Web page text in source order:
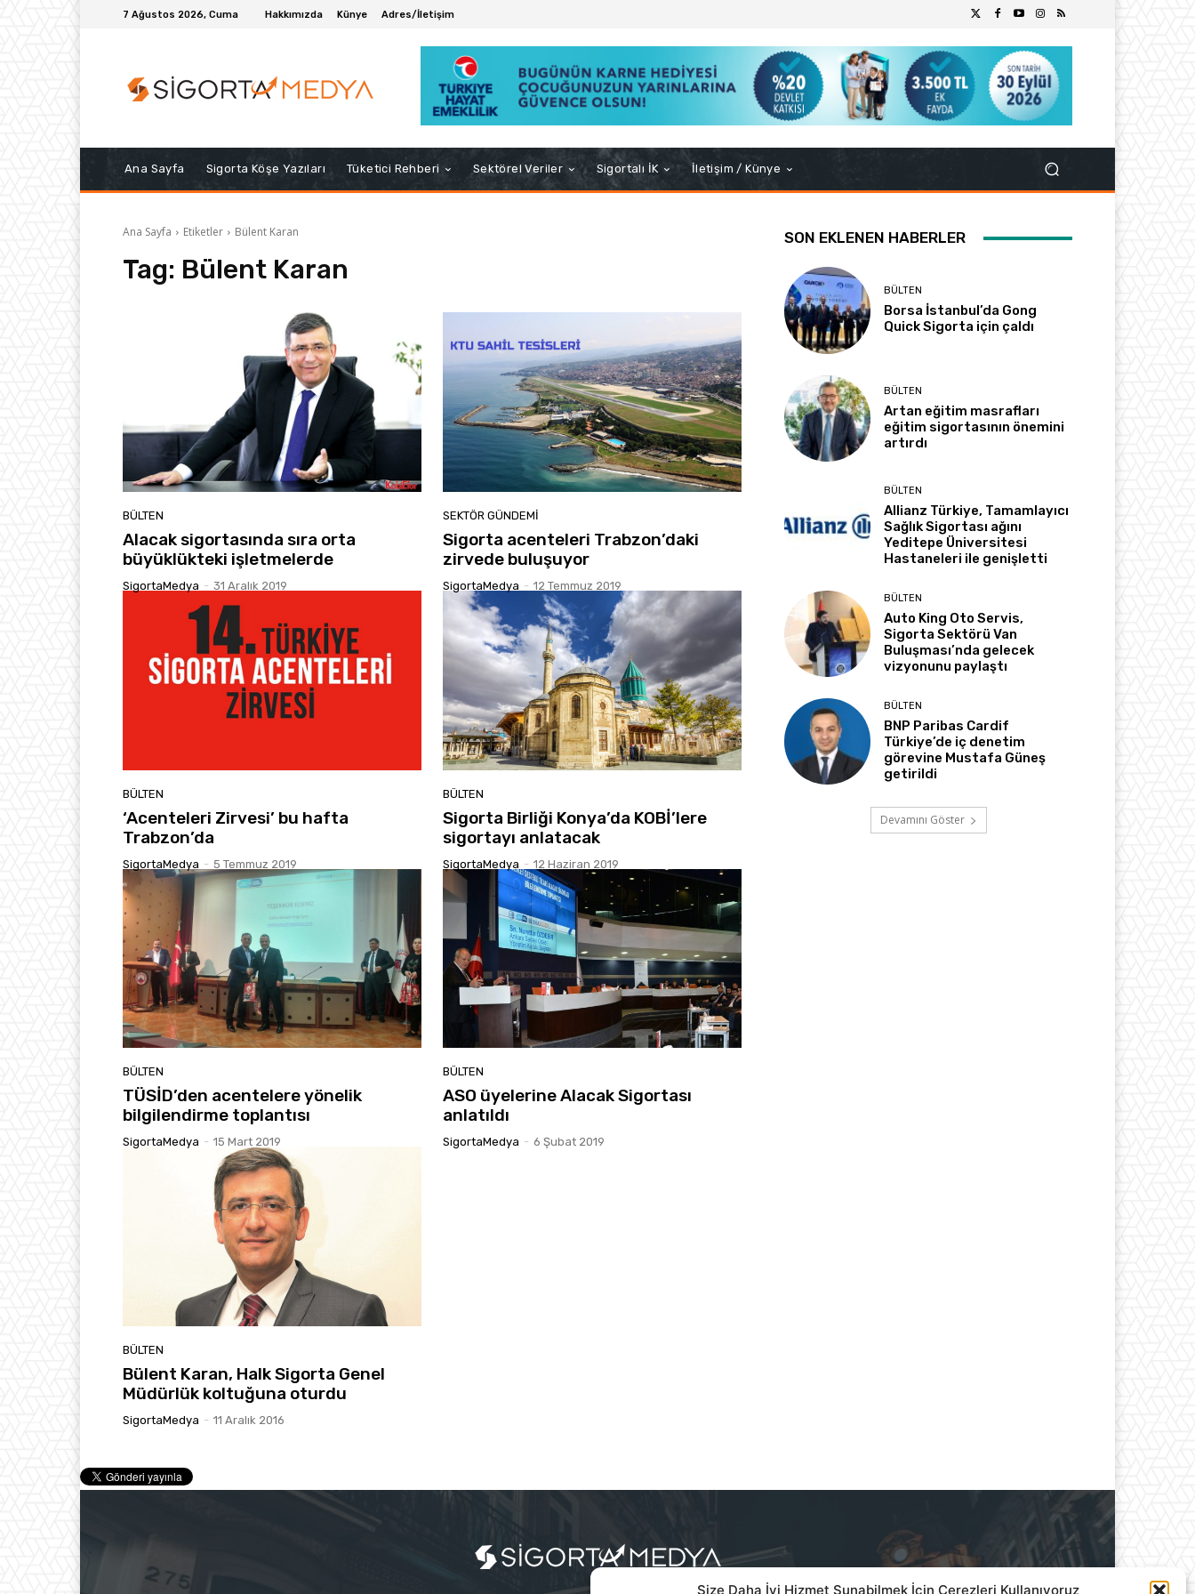
Size Daha İyi Hizmet Sunabilmek İçin Çerezleri Kullanıyoruz
7 Ağustos 2026, Cuma Hakkımızda Künye Adres/İletişim
Ana Sayfa Sigorta Köşe Yazıları Tüketici Rehberi Sektörel Veriler Sigortalı İK İletişim / Künye
Ana Sayfa Etiketler Bülent Karan
Tag: Bülent Karan
BÜLTEN
Alacak sigortasında sıra orta
büyüklükteki işletmelerde
SigortaMedya - 31 Aralık 2019
SEKTÖR GÜNDEMİ
Sigorta acenteleri Trabzon’daki
zirvede buluşuyor
SigortaMedya - 12 Temmuz 2019
BÜLTEN
‘Acenteleri Zirvesi’ bu hafta
Trabzon’da
SigortaMedya - 5 Temmuz 2019
BÜLTEN
Sigorta Birliği Konya’da KOBİ’lere
sigortayı anlatacak
SigortaMedya - 12 Haziran 2019
BÜLTEN
TÜSİD’den acentelere yönelik
bilgilendirme toplantısı
SigortaMedya - 15 Mart 2019
BÜLTEN
ASO üyelerine Alacak Sigortası
anlatıldı
SigortaMedya - 6 Şubat 2019
BÜLTEN
Bülent Karan, Halk Sigorta Genel
Müdürlük koltuğuna oturdu
SigortaMedya - 11 Aralık 2016
SON EKLENEN HABERLER
BÜLTEN
Borsa İstanbul’da Gong
Quick Sigorta için çaldı
BÜLTEN
Artan eğitim masrafları
eğitim sigortasının önemini
artırdı
BÜLTEN
Allianz Türkiye, Tamamlayıcı
Sağlık Sigortası ağını
Yeditepe Üniversitesi
Hastaneleri ile genişletti
BÜLTEN
Auto King Oto Servis,
Sigorta Sektörü Van
Buluşması’nda gelecek
vizyonunu paylaştı
BÜLTEN
BNP Paribas Cardif
Türkiye’de iç denetim
görevine Mustafa Güneş
getirildi
Devamını Göster